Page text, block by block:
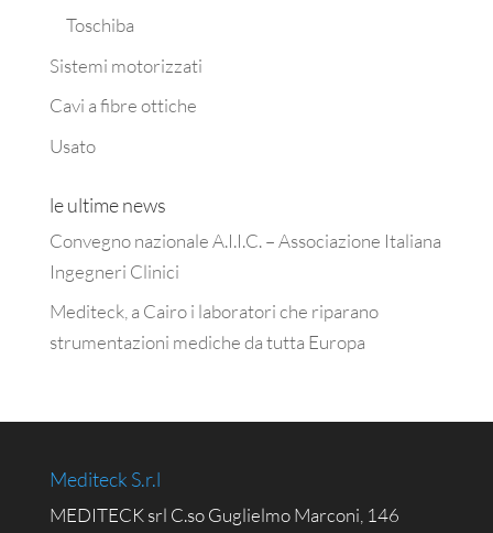
Toschiba
Sistemi motorizzati
Cavi a fibre ottiche
Usato
le ultime news
Convegno nazionale A.I.I.C. – Associazione Italiana
Ingegneri Clinici
Mediteck, a Cairo i laboratori che riparano
strumentazioni mediche da tutta Europa
Mediteck S.r.l
MEDITECK srl C.so Guglielmo Marconi, 146